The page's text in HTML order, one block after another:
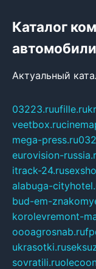
Каталог
Актуальный
03223.ruufille.ru
veetbox.ru
mega-press.ru
eurovision-
itrack-24.ru
alabuga-
bud-em-
korolevremont-
oooagrosnab.ru
ukrasotki.ru
sovratili.ru